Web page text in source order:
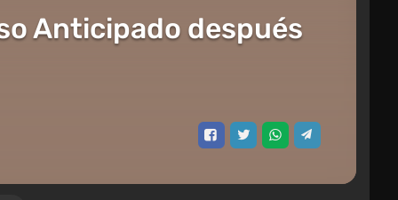
Anticipado después